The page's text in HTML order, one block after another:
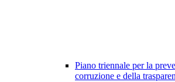
Piano triennale per la
corruzione e della